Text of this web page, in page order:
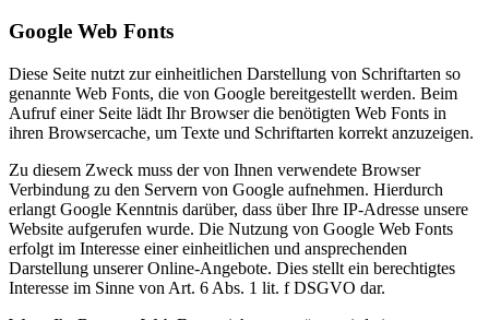
Google Web Fonts
Diese Seite nutzt zur einheitlichen Darstellung von Schriftarten so
genannte Web Fonts, die von Google bereitgestellt werden. Beim
Aufruf einer Seite lädt Ihr Browser die benötigten Web Fonts in
ihren Browsercache, um Texte und Schriftarten korrekt anzuzeigen.
Zu diesem Zweck muss der von Ihnen verwendete Browser
Verbindung zu den Servern von Google aufnehmen. Hierdurch
erlangt Google Kenntnis darüber, dass über Ihre IP-Adresse unsere
Website aufgerufen wurde. Die Nutzung von Google Web Fonts
erfolgt im Interesse einer einheitlichen und ansprechenden
Darstellung unserer Online-Angebote. Dies stellt ein berechtigtes
Interesse im Sinne von Art. 6 Abs. 1 lit. f DSGVO dar.